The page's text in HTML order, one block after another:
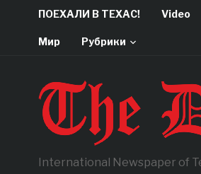
ПОЕХАЛИ В ТЕХАС! Video
Мир Рубрики
International Newspaper of